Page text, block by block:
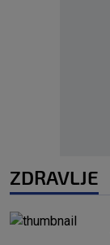
ZDRAVLJE